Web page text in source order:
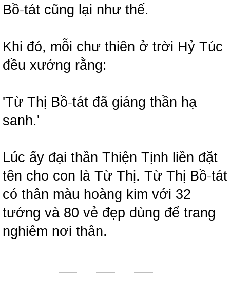
Bồ-tát cũng lại như thế.
Khi đó, mỗi chư thiên ở trời Hỷ Túc
đều xướng rằng:
'Từ Thị Bồ-tát đã giáng thần hạ
sanh.'
Lúc ấy đại thần Thiện Tịnh liền đặt
tên cho con là Từ Thị. Từ Thị Bồ-tát
có thân màu hoàng kim với 32
tướng và 80 vẻ đẹp dùng để trang
nghiêm nơi thân.